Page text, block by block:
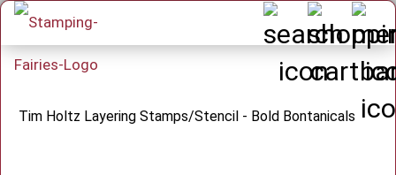
Tim Holtz Layering Stamps/Stencil - Bold Bontanicals